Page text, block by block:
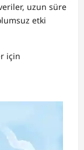
uzun süre
etki
için